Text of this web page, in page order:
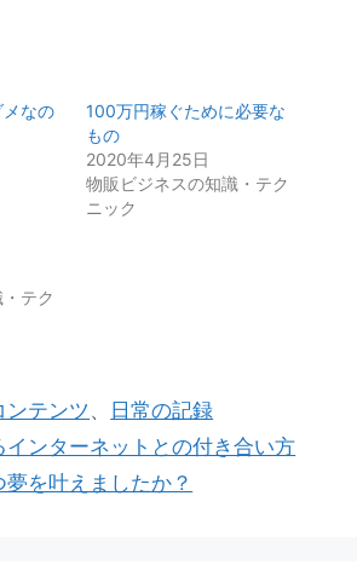
なの
100万円稼ぐために必要な
もの
2020年4月25日
物販ビジネスの知識・テク
ニック
テク
ンテンツ 、
日常の記録
インターネットとの付き合い方
を叶えましたか？